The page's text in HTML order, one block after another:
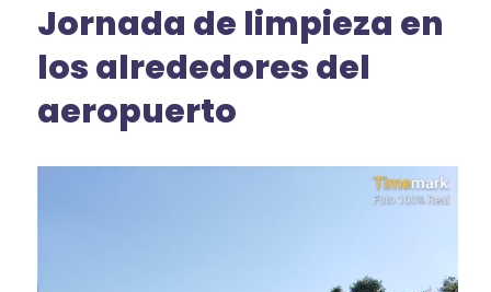
Jornada de limpieza en
los alrededores del
aeropuerto